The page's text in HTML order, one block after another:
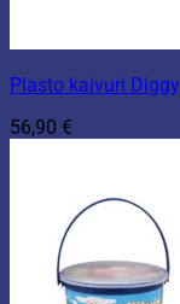
Plasto kaivuri Diggy
56,90 €